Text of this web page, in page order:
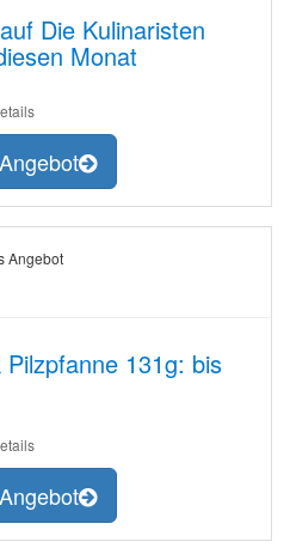
Die Kulinaristen
Monat
Angebot
131g: bis